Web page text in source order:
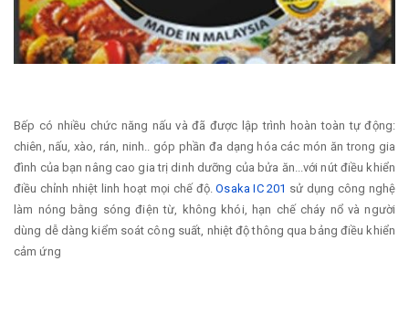
Bếp có nhiều chức năng nấu và đã được lập trình hoàn toàn tự động:
chiên, nấu, xào, rán, ninh.. góp phần đa dạng hóa các món ăn trong gia
đình của bạn nâng cao gia trị dinh dưỡng của bửa ăn...với nút điều khiển
điều chỉnh nhiệt linh hoạt mọi chế độ.Osaka IC 201 sử dụng công nghệ
làm nóng bằng sóng điện từ, không khói, hạn chế cháy nổ và người
dùng dễ dàng kiểm soát công suất, nhiệt độ thông qua bảng điều khiển
cảm ứng